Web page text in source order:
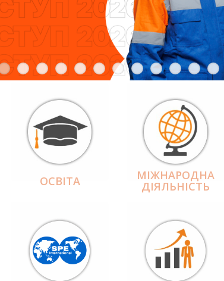
ОСВІТА МІЖНАРОДНА
ДІЯЛЬНІCТЬ